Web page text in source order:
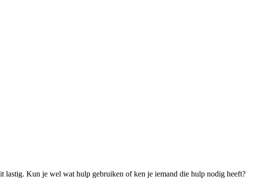
lastig. Kun je wel wat hulp gebruiken of ken je iemand die hulp nodig heeft?